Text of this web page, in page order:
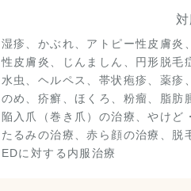
湿疹、かぶれ、アトピー性皮膚炎
性皮膚炎、じんましん、円形脱毛
水虫、ヘルペス、帯状疱疹、薬疹
のめ、疥癬、ほくろ、粉瘤、脂肪
陥入爪（巻き爪）の治療、やけど
たるみの治療、赤ら顔の治療、脱
EDに対する内服治療